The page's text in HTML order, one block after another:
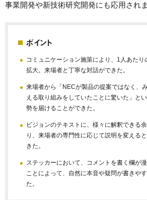
事業開発や新技術研究開発にも応用されま
ポイント
コミュニケーション施策により、1人あた
拡大。来場者と丁寧な対話ができた。
来場者から「NECが製品の提案ではなく、
える取り組みをしていたことに驚いた」と
勢を届けることができた。
ビジョンのテキストに、様々に解釈できる
り、来場者の専門性に応じて説明を変える
きた。
ステッカーにおいて、コメントを書く欄が
ことによって、自然に本音や疑問が書きや
た。